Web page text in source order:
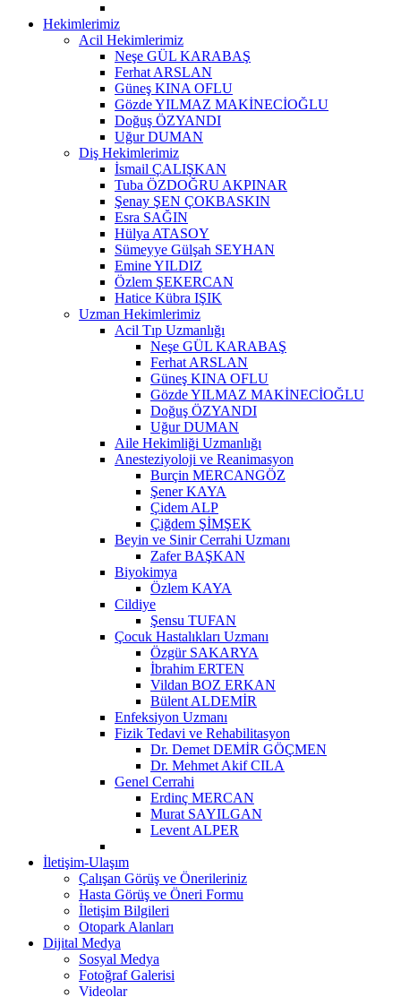
Hekimlerimiz
Acil Hekimlerimiz
Neşe GÜL KARABAŞ
Ferhat ARSLAN
Güneş KINA OFLU
Gözde YILMAZ MAKİNECİOĞLU
Doğuş ÖZYANDI
Uğur DUMAN
Diş Hekimlerimiz
İsmail ÇALIŞKAN
Tuba ÖZDOĞRU AKPINAR
Şenay ŞEN ÇOKBASKIN
Esra SAĞIN
Hülya ATASOY
Sümeyye Gülşah SEYHAN
Emine YILDIZ
Özlem ŞEKERCAN
Hatice Kübra IŞIK
Uzman Hekimlerimiz
Acil Tıp Uzmanlığı
Neşe GÜL KARABAŞ
Ferhat ARSLAN
Güneş KINA OFLU
Gözde YILMAZ MAKİNECİOĞLU
Doğuş ÖZYANDI
Uğur DUMAN
Aile Hekimliği Uzmanlığı
Anesteziyoloji ve Reanimasyon
Burçin MERCANGÖZ
Şener KAYA
Çidem ALP
Çiğdem ŞİMŞEK
Beyin ve Sinir Cerrahi Uzmanı
Zafer BAŞKAN
Biyokimya
Özlem KAYA
Cildiye
Şensu TUFAN
Çocuk Hastalıkları Uzmanı
Özgür SAKARYA
İbrahim ERTEN
Vildan BOZ ERKAN
Bülent ALDEMİR
Enfeksiyon Uzmanı
Fizik Tedavi ve Rehabilitasyon
Dr. Demet DEMİR GÖÇMEN
Dr. Mehmet Akif CILA
Genel Cerrahi
Erdinç MERCAN
Murat SAYILGAN
Levent ALPER
İletişim-Ulaşım
Çalışan Görüş ve Önerileriniz
Hasta Görüş ve Öneri Formu
İletişim Bilgileri
Otopark Alanları
Dijital Medya
Sosyal Medya
Fotoğraf Galerisi
Videolar